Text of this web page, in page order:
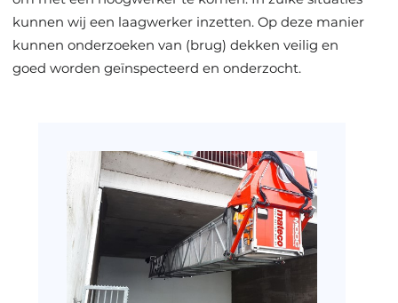
kunnen wij een laagwerker inzetten. Op deze manier
kunnen onderzoeken van (brug) dekken veilig en
goed worden geïnspecteerd en onderzocht.